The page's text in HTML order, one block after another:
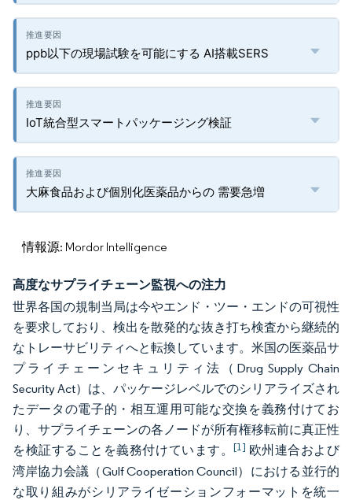
ppb以下の現場試験を可能にする AI搭載SERS
IoT統合型スマートパッケージング検証
大麻食品および個別化医薬品からの 需要急増
情報源: Mordor Intelligence
高度なサプライチェーン監視への注力
世界各国の規制当局は今やエンド・ツー・エンドの可視性
を要求しており、検出を散発的な抜き打ち検査から継続的
なトレーサビリティへと転換しています。米国の医薬品サ
プライチェーンセキュリティ法（Drug Supply Chain
Security Act）は、パッケージレベルでのシリアライズされ
たデータの電子的・相互運用可能な交換を義務付けてお
り、サプライチェーンの各ノードが所有権移転前に真正性
を検証することを義務付けています。[1] 欧州連合および
湾岸協力会議（Gulf Cooperation Council）における並行的
な取り組みがシリアライゼーションフォーマットを統一